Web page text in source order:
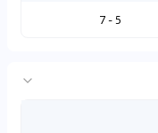
5 - 7